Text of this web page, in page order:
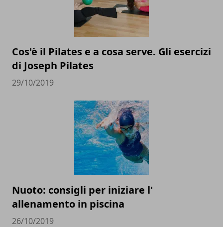
Cos'è il Pilates e a cosa serve. Gli esercizi
di Joseph Pilates
29/10/2019
Nuoto: consigli per iniziare l'
allenamento in piscina
26/10/2019